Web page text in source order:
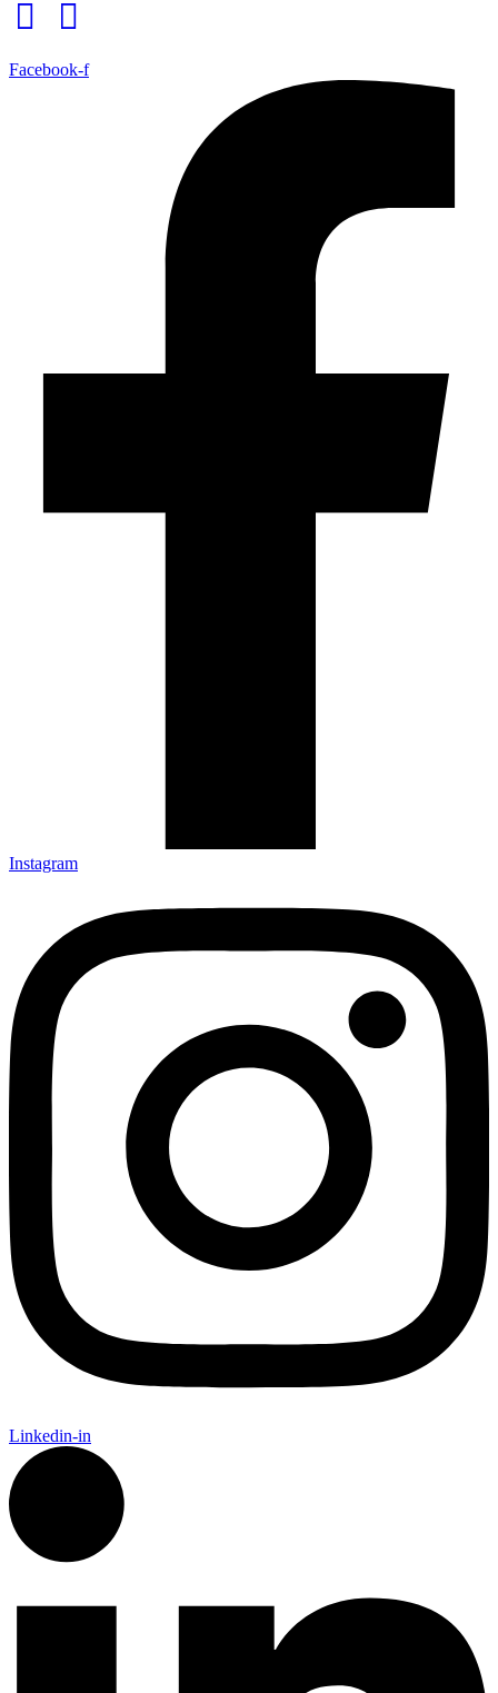
Facebook-f
Instagram
Linkedin-in